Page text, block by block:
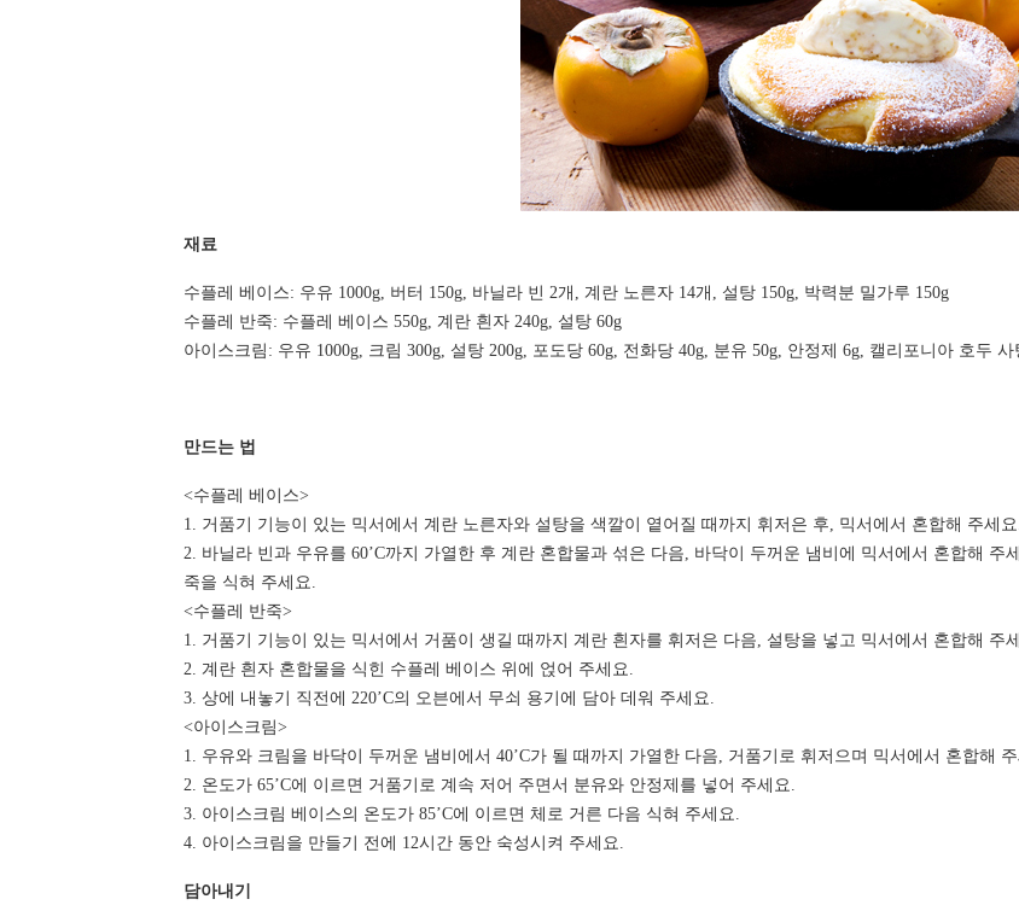
재료
수플레 베이스: 우유 1000g, 버터 150g, 바닐라 빈 2개, 계란 노른자 14개, 설탕 150g, 박력분 밀가루 150g
수플레 반죽: 수플레 베이스 550g, 계란 흰자 240g, 설탕 60g
아이스크림: 우유 1000g, 크림 300g, 설탕 200g, 포도당 60g, 전화당 40g, 분유 50g, 안정제 6g, 캘리포니아 호두 사
만드는 법
<수플레 베이스>
1. 거품기 기능이 있는 믹서에서 계란 노른자와 설탕을 색깔이 옅어질 때까지 휘저은 후, 믹서에서 혼합해 주세
2. 바닐라 빈과 우유를 60’C까지 가열한 후 계란 혼합물과 섞은 다음, 바닥이 두꺼운 냄비에 믹서에서 혼합해 주
죽을 식혀 주세요.
<수플레 반죽>
1. 거품기 기능이 있는 믹서에서 거품이 생길 때까지 계란 흰자를 휘저은 다음, 설탕을 넣고 믹서에서 혼합해 주
2. 계란 흰자 혼합물을 식힌 수플레 베이스 위에 얹어 주세요.
3. 상에 내놓기 직전에 220’C의 오븐에서 무쇠 용기에 담아 데워 주세요.
<아이스크림>
1. 우유와 크림을 바닥이 두꺼운 냄비에서 40’C가 될 때까지 가열한 다음, 거품기로 휘저으며 믹서에서 혼합해
2. 온도가 65’C에 이르면 거품기로 계속 저어 주면서 분유와 안정제를 넣어 주세요.
3. 아이스크림 베이스의 온도가 85’C에 이르면 체로 거른 다음 식혀 주세요.
4. 아이스크림을 만들기 전에 12시간 동안 숙성시켜 주세요.
담아내기